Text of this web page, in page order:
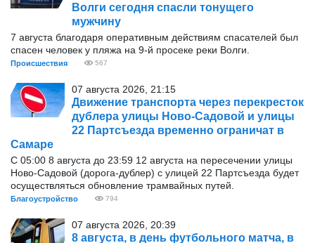
Волги сегодня спасли тонущего
мужчину
7 августа благодаря оперативным действиям спасателей был
спасен человек у пляжа на 9-й просеке реки Волги.
Происшествия 567
07 августа 2026, 21:15
Движение транспорта через перекресток
дублера улицы Ново-Садовой и улицы
22 Партсъезда временно ограничат в
Самаре
С 05:00 8 августа до 23:59 12 августа на пересечении улицы
Ново-Садовой (дорога-дублер) с улицей 22 Партсъезда будет
осуществляться обновление трамвайных путей.
Благоустройство 794
07 августа 2026, 20:39
8 августа, в день футбольного матча, в